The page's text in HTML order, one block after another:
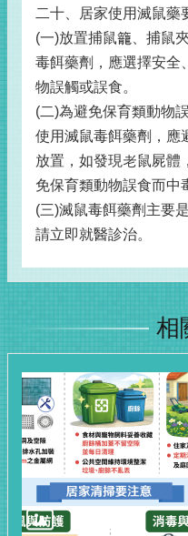
二十、居家使用滅鼠藥
(一)放置捕鼠籠、捕鼠
毒餌藥劑，應選擇安全
物誤觸或誤食。
(二)為避免保育類動物
使用滅鼠毒餌藥劑，應
放置，如發現老鼠屍體
免保育類動物誤食而中
(三)滅鼠毒餌藥劑主要
請立即就醫診治。
相